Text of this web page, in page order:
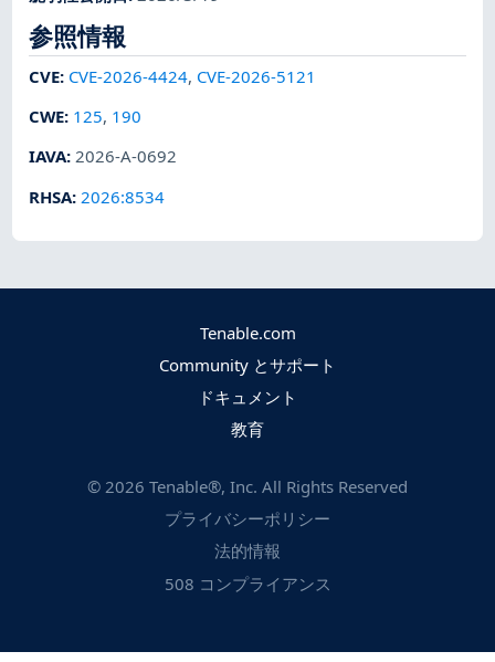
参照情報
CVE: CVE-2026-4424, CVE-2026-5121
CWE: 125, 190
IAVA:2026-A-0692
RHSA: 2026:8534
Tenable.com
Community とサポート
ドキュメント
教育
© 2026 Tenable®, Inc. All Rights Reserved
プライバシーポリシー
法的情報
508 コンプライアンス